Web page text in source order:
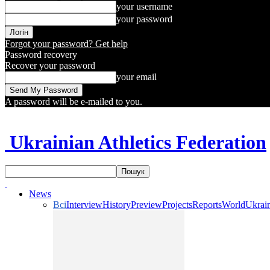
your username
your password
Forgot your password? Get help
Password recovery
Recover your password
your email
A password will be e-mailed to you.
Ukrainian Athletics Federation
News
ВсіInterviewHistoryPreviewProjectsReportsWorld